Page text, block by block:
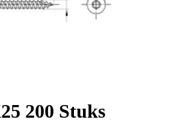
200 Stuks